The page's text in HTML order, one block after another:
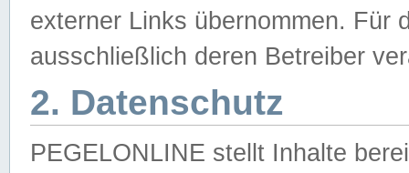
externer Links übernommen. Für
ausschließlich deren Betreiber
2. Datenschutz
PEGELONLINE stellt Inhalte